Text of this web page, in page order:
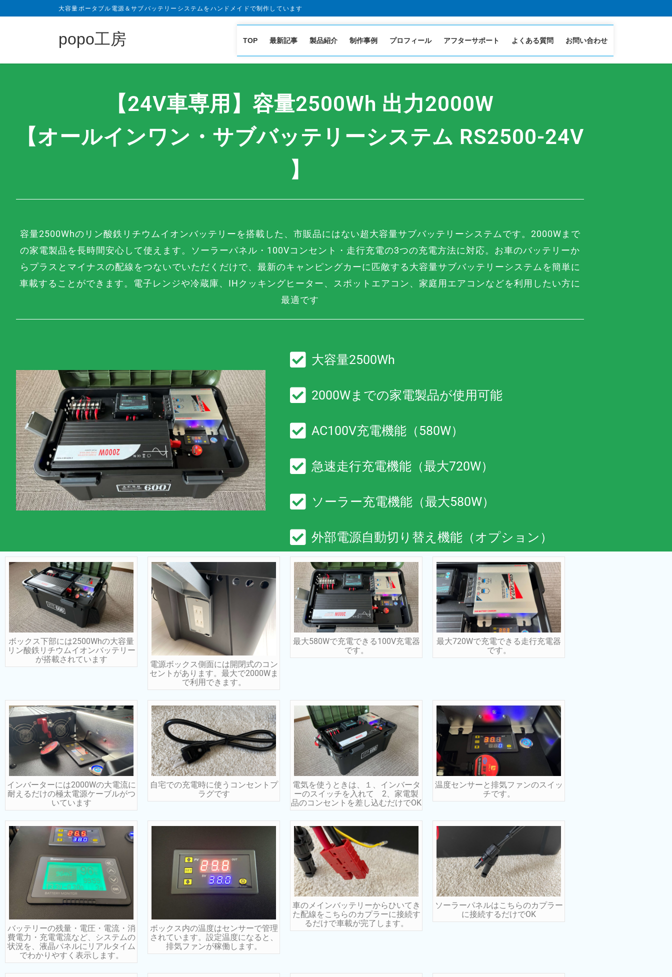
大容量ポータブル電源＆サブバッテリーシステムをハンドメイドで制作しています
popo工房 TOP 最新記事 製品紹介 制作事例 プロフィール アフターサポート よくある質問 お問い合わせ
【24V車専用】容量2500Wh 出力2000W
【オールインワン・サブバッテリーシステム RS2500-24V
】
容量2500Whのリン酸鉄リチウムイオンバッテリーを搭載した、市販品にはない超大容量サブバッテリーシステムです。2000Wまで
の家電製品を長時間安心して使えます。ソーラーパネル・100Vコンセント・走行充電の3つの充電方法に対応。お車のバッテリーか
らプラスとマイナスの配線をつないでいただくだけで、最新のキャンピングカーに匹敵する大容量サブバッテリーシステムを簡単に
車載することができます。 電子レンジや冷蔵庫、IHクッキングヒーター、スポットエアコン、家庭用エアコンなどを利用したい方に
最適です
大容量2500Wh
2000Wまでの家電製品が使用可能
AC100V充電機能（580W）
急速走行充電機能（最大720W）
ソーラー充電機能（最大580W）
外部電源自動切り替え機能（オプション）
ボックス下部には2500Whの大容量
リン酸鉄リチウムイオンバッテリー
が搭載されています
電源ボックス側面には開閉式のコン
セントがあります。最大で2000Wま
で利用できます。
最大580Wで充電できる100V充電器
です。
最大720Wで充電できる走行充電器
です。
インバーターには2000Wの大電流に
耐えるだけの極太電源ケーブルがつ
いています
自宅での充電時に使うコンセントプ
ラグです
電気を使うときは、１、インバータ
ーのスイッチを入れて 2、家電製
品のコンセントを差し込むだけでOK
温度センサーと排気ファンのスイッ
チです。
バッテリーの残量・電圧・電流・消
費電力・充電電流など、システムの
状況を、液晶パネルにリアルタイム
でわかりやすく表示します。
ボックス内の温度はセンサーで管理
されています。設定温度になると、
排気ファンが稼働します。
車のメインバッテリーからひいてき
た配線をこちらのカプラーに接続す
るだけで車載が完了します。
ソーラーパネルはこちらのカプラー
に接続するだけでOK